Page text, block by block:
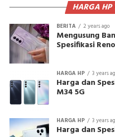
HARGA HP
BERITA 2 years ago
Mengusung
Spesifikasi
HARGA HP 3 years
Harga dan
M34 5G
HARGA HP 3 years
Harga dan